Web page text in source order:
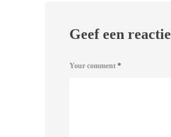
Geef een reactie
Your comment *